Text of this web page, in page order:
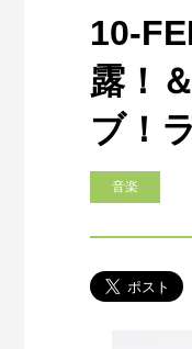
10-
露！
ブ！
音楽